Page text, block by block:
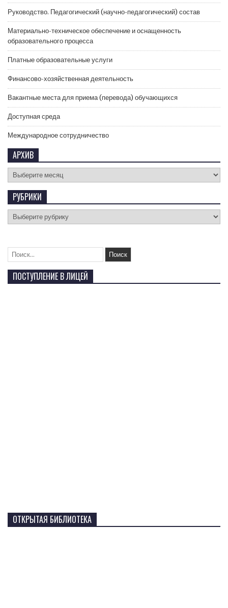
Руководство. Педагогический (научно-педагогический) состав
Материально-техническое обеспечение и оснащенность
образовательного процесса
Платные образовательные услуги
Финансово-хозяйственная деятельность
Вакантные места для приема (перевода) обучающихся
Доступная среда
Международное сотрудничество
АРХИВ
РУБРИКИ
ПОСТУПЛЕНИЕ В ЛИЦЕЙ
ОТКРЫТАЯ БИБЛИОТЕКА